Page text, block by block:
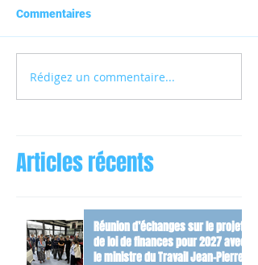
Commentaires
Rédigez un commentaire...
Articles récents
Réunion d’échanges sur le projet
de loi de finances pour 2027 avec
le ministre du Travail Jean-Pierre